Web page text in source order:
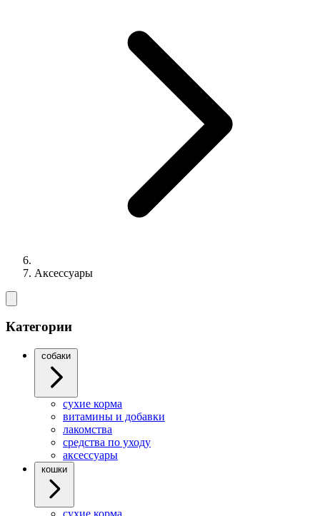
Аксессуары
Категории
собаки
cухие корма
витамины и добавки
лакомства
средства по уходу
аксессуары
кошки
сухие корма